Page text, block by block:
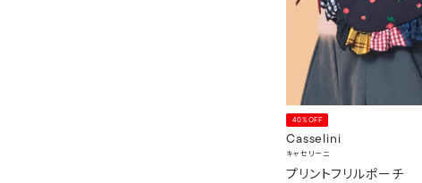
40%OFF
Casselini
キャセリーニ
プリントフリルポーチ